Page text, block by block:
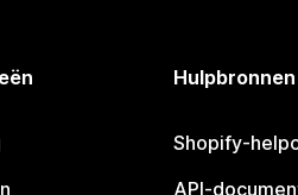
Hulpbronnen
Shopify-
API-